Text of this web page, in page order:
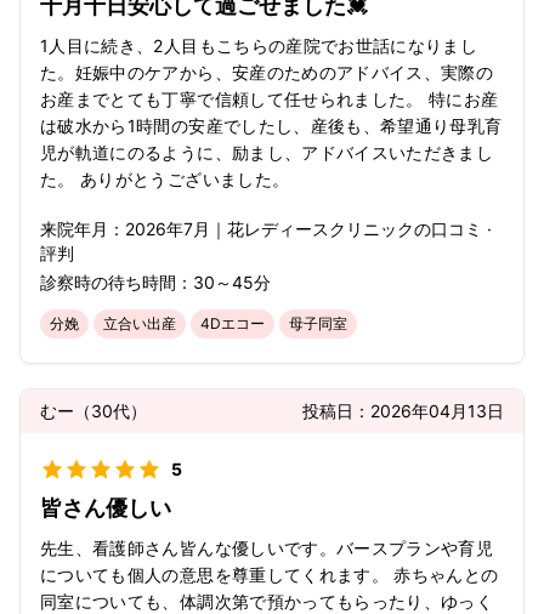
十月十日安心して過ごせました💓
1人目に続き、2人目もこちらの産院でお世話になりまし
た。妊娠中のケアから、安産のためのアドバイス、実際の
お産までとても丁寧で信頼して任せられました。 特にお産
は破水から1時間の安産でしたし、産後も、希望通り母乳育
児が軌道にのるように、励まし、アドバイスいただきまし
た。 ありがとうございました。
来院年月： 2026年7月 ｜ 花レディースクリニックの口コミ ·
評判
診察時の待ち時間： 30～45分
分娩 立合い出産 4Dエコー 母子同室
むー （30代） 投稿日： 2026年04月13日
5
皆さん優しい
先生、看護師さん皆んな優しいです。バースプランや育児
についても個人の意思を尊重してくれます。 赤ちゃんとの
同室についても、体調次第で預かってもらったり、ゆっく